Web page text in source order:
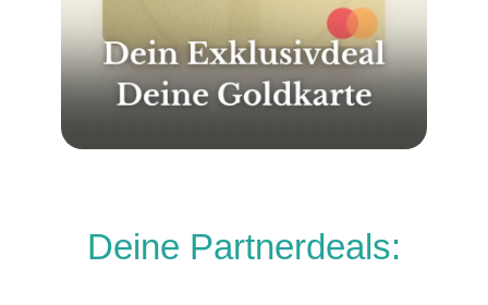
Deine Partnerdeals: